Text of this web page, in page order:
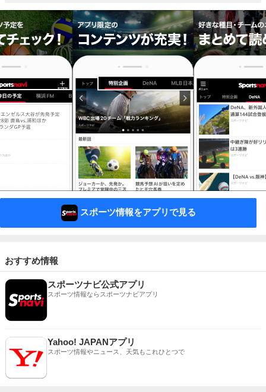
スポーツ情報をアプリで見る
おすすめ情報
スポーツナビ公式アプリ
スポーツ情報ならスポーツナビアプリ
Yahoo! JAPANアプリ
スポーツ情報やニュース、天気もこれひとつで